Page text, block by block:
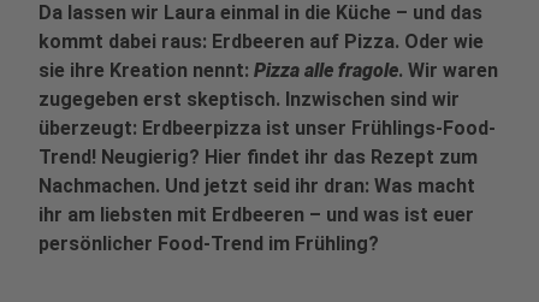
Da lassen wir Laura einmal in die Küche – und das
kommt dabei raus: Erdbeeren auf Pizza. Oder wie
sie ihre Kreation nennt: Pizza alle fragole. Wir waren
zugegeben erst skeptisch. Inzwischen sind wir
überzeugt: Erdbeerpizza ist unser Frühlings-Food-
Trend! Neugierig? Hier findet ihr das Rezept zum
Nachmachen. Und jetzt seid ihr dran: Was macht
ihr am liebsten mit Erdbeeren – und was ist euer
persönlicher Food-Trend im Frühling?